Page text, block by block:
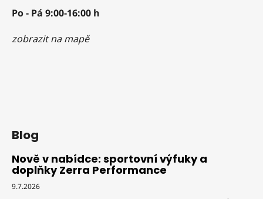
Po - Pá 9:00-16:00 h
zobrazit na mapě
Blog
Nově v nabídce: sportovní výfuky a
doplňky Zerra Performance
9.7.2026